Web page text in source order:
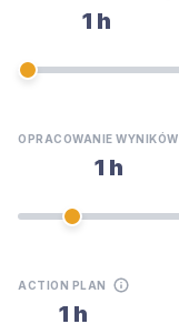
1 h
OPRACOWANIE WYNIKÓW
1 h
ACTION PLAN
1 h